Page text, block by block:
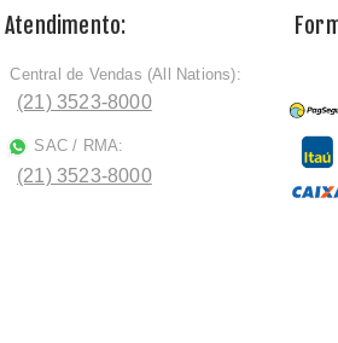
Atendimento:
ﾠCentral de Vendas (All Nations):
(21) 3523-8000
SAC / RMA:
(21) 3523-8000